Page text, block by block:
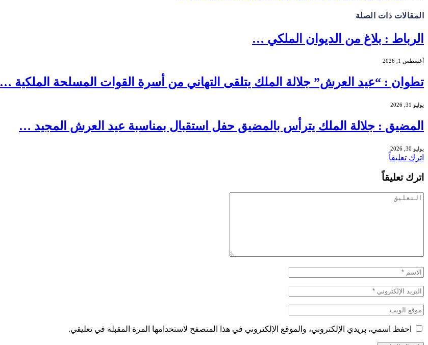
المقالات ذات الصلة
الرباط : بلاغ من الديوان الملكي …
أغسطس 1, 2026
تطوان : “عيد العرش” جلالة الملك يتلقى التهاني من أسرة القوات المسلحة الملكية …
يوليو 31, 2026
المضيق : جلالة الملك يترأس بالمضيق حفل استقبال بمناسبة عيد العرش المجيد …
يوليو 30, 2026
اترك تعليقاً
اترك تعليقاً
احفظ اسمي، بريدي الإلكتروني، والموقع الإلكتروني في هذا المتصفح لاستخدامها المرة المقبلة في تعليقي.